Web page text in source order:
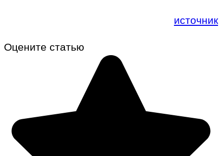
источник
Оцените статью